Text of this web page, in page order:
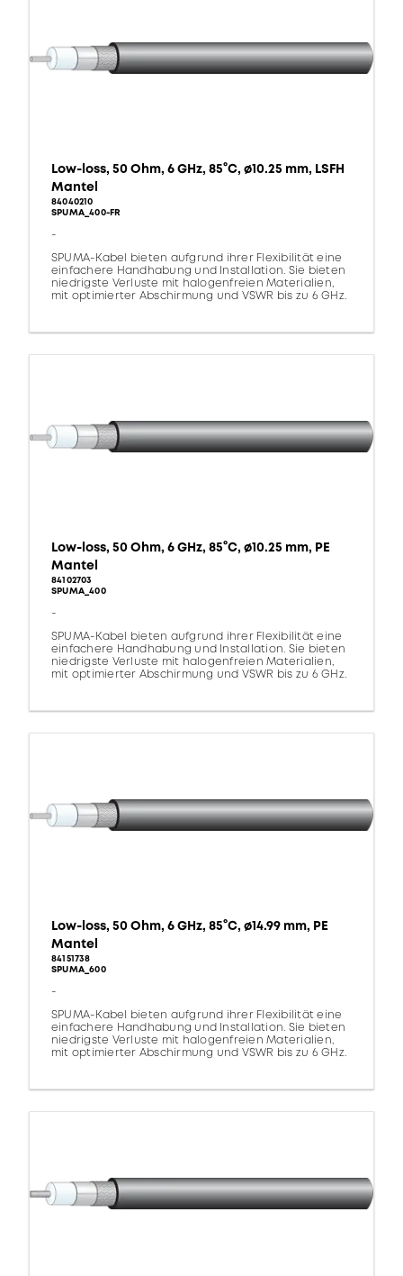
Low-loss, 50 Ohm, 6 GHz, 85°C, ø10.25 mm, LSFH
Mantel
84040210
SPUMA_400-FR
-
SPUMA-Kabel bieten aufgrund ihrer Flexibilität eine
einfachere Handhabung und Installation. Sie bieten
niedrigste Verluste mit halogenfreien Materialien,
mit optimierter Abschirmung und VSWR bis zu 6 GHz.
Low-loss, 50 Ohm, 6 GHz, 85°C, ø10.25 mm, PE
Mantel
84102703
SPUMA_400
-
SPUMA-Kabel bieten aufgrund ihrer Flexibilität eine
einfachere Handhabung und Installation. Sie bieten
niedrigste Verluste mit halogenfreien Materialien,
mit optimierter Abschirmung und VSWR bis zu 6 GHz.
Low-loss, 50 Ohm, 6 GHz, 85°C, ø14.99 mm, PE
Mantel
84151738
SPUMA_600
-
SPUMA-Kabel bieten aufgrund ihrer Flexibilität eine
einfachere Handhabung und Installation. Sie bieten
niedrigste Verluste mit halogenfreien Materialien,
mit optimierter Abschirmung und VSWR bis zu 6 GHz.